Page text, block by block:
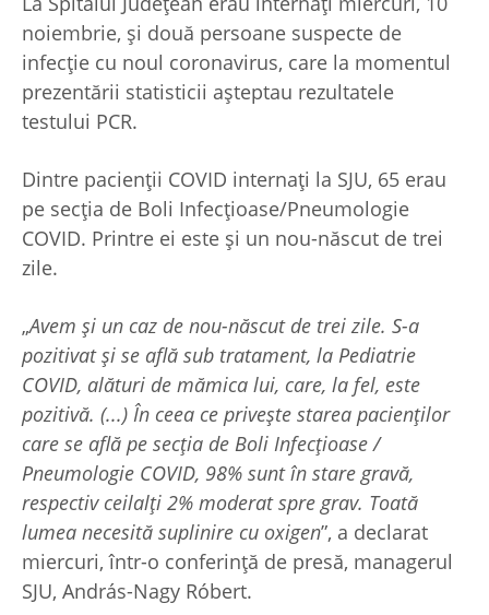
noiembrie, și două persoane suspecte de
infecție cu noul coronavirus, care la momentul
prezentării statisticii așteptau rezultatele
testului PCR.
Dintre pacienții COVID internați la SJU, 65 erau
pe secția de Boli Infecțioase/Pneumologie
COVID. Printre ei este și un nou-născut de trei
zile.
„Avem și un caz de nou-născut de trei zile. S-a
pozitivat și se află sub tratament, la Pediatrie
COVID, alături de mămica lui, care, la fel, este
pozitivă. (...) În ceea ce privește starea pacienților
care se află pe secția de Boli Infecțioase /
Pneumologie COVID, 98% sunt în stare gravă,
respectiv ceilalți 2% moderat spre grav. Toată
lumea necesită suplinire cu oxigen”, a declarat
miercuri, într-o conferință de presă, managerul
SJU, András-Nagy Róbert.